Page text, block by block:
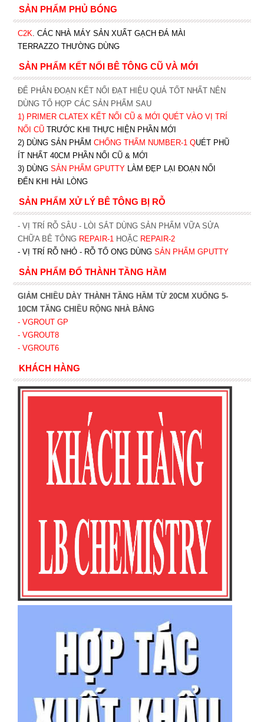
SẢN PHẨM PHỦ BÓNG
C2K. CÁC NHÀ MÁY SẢN XUẤT GẠCH ĐÁ MÀI
TERRAZZO THƯỜNG DÙNG
SẢN PHẨM KẾT NỐI BÊ TÔNG CŨ VÀ MỚI
ĐỂ PHÂN ĐOẠN KẾT NỐI ĐẠT HIỆU QUẢ TỐT NHẤT NÊN
DÙNG TỔ HỢP CÁC SẢN PHẨM SAU
1) PRIMER CLATEX KẾT NỐI CŨ & MỚI QUÉT VÀO VỊ TRÍ
NỐI CŨ TRƯỚC KHI THỰC HIỆN PHẦN MỚI
2) DÙNG SẢN PHẨM CHỐNG THẤM NUMBER-1QUÉT PHŨ
ÍT NHẤT 40CM PHẦN NỐI CŨ & MỚI
3) DÙNG SẢN PHẨM GPUTTY LÀM ĐẸP LẠI ĐOẠN NỐI
ĐẾN KHI HÀI LÒNG
SẢN PHẨM XỬ LÝ BÊ TÔNG BỊ RỖ
- VỊ TRÍ RỖ SÂU - LÒI SẮT DÙNG SẢN PHẨM VỮA SỬA
CHỮA BÊ TÔNG REPAIR-1HOẶC REPAIR-2
- VỊ TRÍ RỖ NHỎ - RỖ TỔ ONG DÙNG SẢN PHẨM GPUTTY
SẢN PHẨM ĐỔ THÀNH TẦNG HẦM
GIẢM CHIỀU DÀY THÀNH TẦNG HẦM TỪ 20CM XUỐNG 5-
10CM TĂNG CHIỀU RỘNG NHÀ BẰNG
- VGROUT GP
- VGROUT8
- VGROUT6
KHÁCH HÀNG